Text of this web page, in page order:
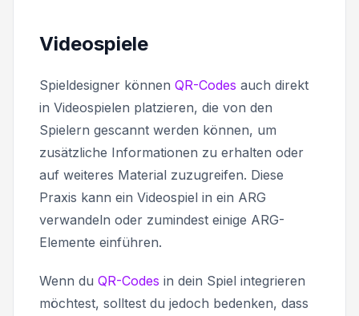
Videospiele
Spieldesigner können QR-Codes auch direkt
in Videospielen platzieren, die von den
Spielern gescannt werden können, um
zusätzliche Informationen zu erhalten oder
auf weiteres Material zuzugreifen. Diese
Praxis kann ein Videospiel in ein ARG
verwandeln oder zumindest einige ARG-
Elemente einführen.
Wenn du QR-Codes in dein Spiel integrieren
möchtest, solltest du jedoch bedenken, dass